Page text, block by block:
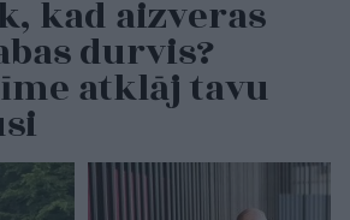
kad aizveras
durvis?
atklāj tavu